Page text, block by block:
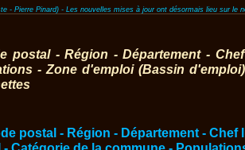
- Pierre Pinard) - Les nouvelles mises à jour ont désormais lieu sur le
postal - Région - Département -
- Zone d'emploi (Bassin